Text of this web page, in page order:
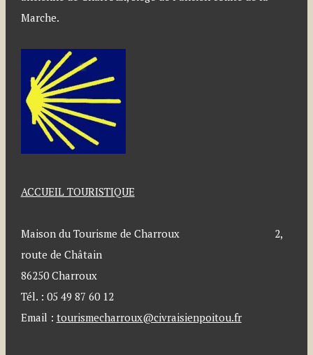
Marche.
ACCUEIL TOURISTIQUE
Maison du Tourisme de Charroux 2,
route de Châtain
86250 Charroux
Tél. : 05 49 87 60 12
Email : tourismecharroux@civraisienpoitou.fr